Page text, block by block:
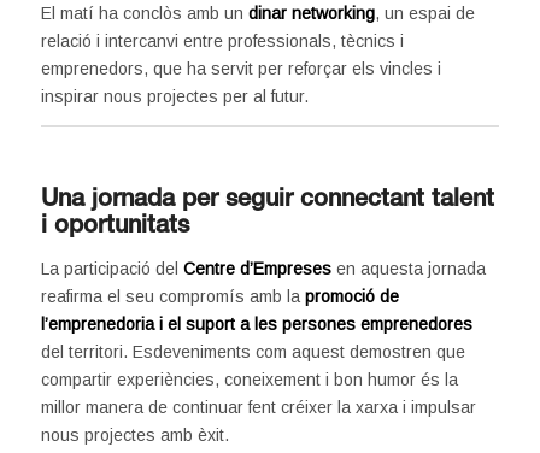
El matí ha conclòs amb un dinar networking, un espai de
relació i intercanvi entre professionals, tècnics i
emprenedors, que ha servit per reforçar els vincles i
inspirar nous projectes per al futur.
Una jornada per seguir connectant talent
i oportunitats
La participació del Centre d’Empresesen aquesta jornada
reafirma el seu compromís amb la promoció de
l’emprenedoria i el suport a les persones emprenedores
del territori. Esdeveniments com aquest demostren que
compartir experiències, coneixement i bon humor és la
millor manera de continuar fent créixer la xarxa i impulsar
nous projectes amb èxit.